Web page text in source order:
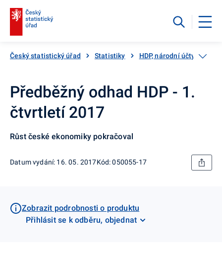
Český statistický úřad Statistiky HDP, národní účty
Předběžný odhad HDP - 1.
čtvrtletí 2017
Růst české ekonomiky pokračoval
Datum vydání: 16. 05. 2017Kód: 050055-17
Zobrazit podrobnosti o produktu
Přihlásit se k odběru, objednat